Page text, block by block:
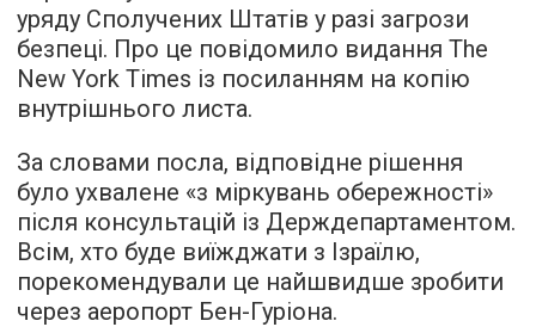
уряду Сполучених Штатів у разі загрози
безпеці. Про це повідомило видання The
New York Times із посиланням на копію
внутрішнього листа.
За словами посла, відповідне рішення
було ухвалене «з міркувань обережності»
після консультацій із Держдепартаментом.
Всім, хто буде виїжджати з Ізраїлю,
порекомендували це найшвидше зробити
через аеропорт Бен-Гуріона.